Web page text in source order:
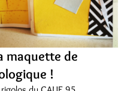
maquette de
!